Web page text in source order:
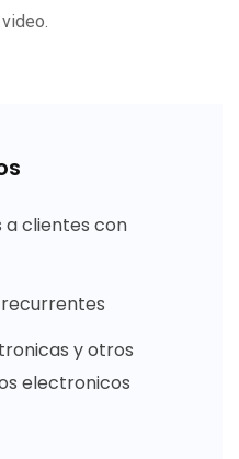
a clientes con
y otros
electronicos